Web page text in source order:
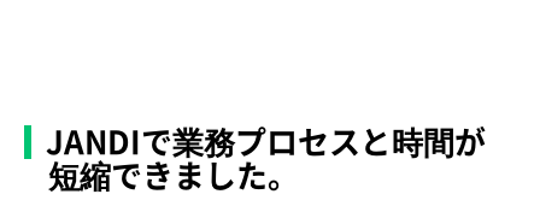
JANDIで業務プロセスと時間が
短縮できました。